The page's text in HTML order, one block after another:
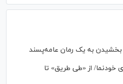
بخشیدن به یک رمان عامه‌پسند
خودنما/ از «طی طریق» تا